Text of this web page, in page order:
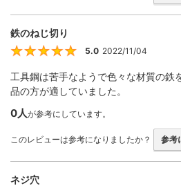
鉄のねじ切り
5
5.0 2022/11/04
工具鋼は苦手なようで色々な材質の鉄
品の方が適していました。
0人が参考にしています。
このレビューは参考になりましたか？ 参考
ネジ穴